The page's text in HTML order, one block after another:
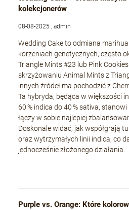
kolekcjonerów
08-08-2025 , admin
Wedding Cake to odmiana
korzeniach genetycznych, często
Triangle Mints #23 lub Pink
skrzyżowaniu Animal Mints z
innych źródeł ma pochodzić z
Ta hybryda, będąca w większości
60 % indica do 40 % sativa,
łączy w sobie najlepiej
Doskonale widać, jak współgrają
oraz wytrzymałych linii indica, co
jednocześnie złożonego działania.
Purple vs. Orange: Które